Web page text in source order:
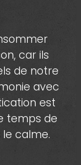
car ils
de notre
avec
est
temps de
calme.